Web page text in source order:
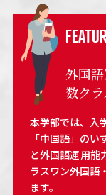
外国
数ク
本学部では、入
「中国語」の
と外国語運用能
ラスワン外国語
ます。